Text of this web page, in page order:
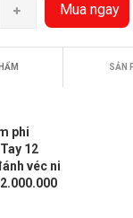
Mua ngay
SẢN
phi
12
véc ni